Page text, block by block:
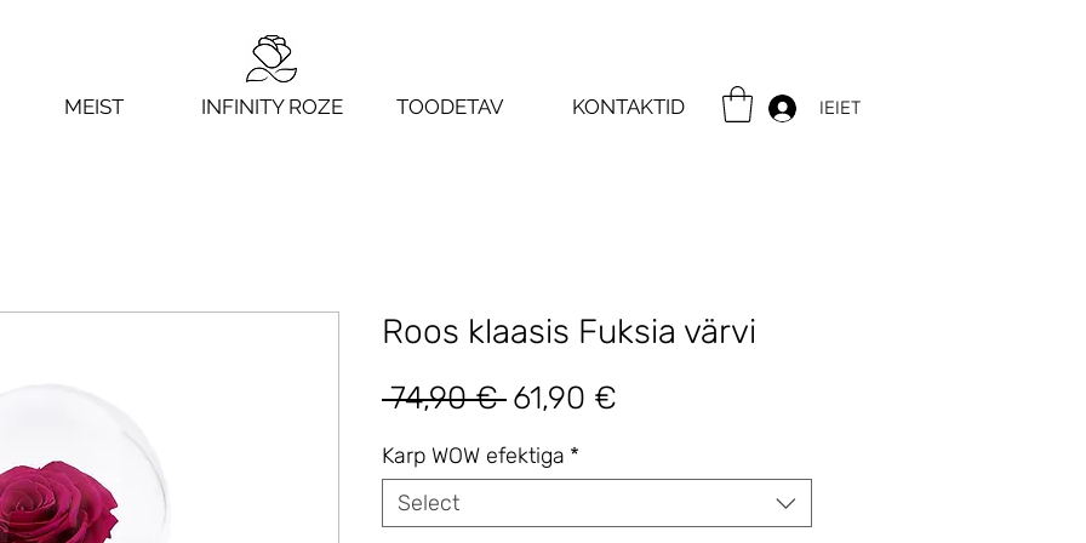
MEIST INFINITY ROZE TOODETAV KONTAKTID IEIET
Roos klaasis Fuksia värvi
74,90 € Regular
61,90 €
Karp WOW efektiga *
Select